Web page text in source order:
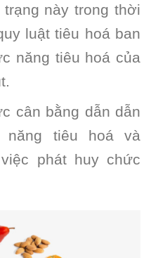
này trong thời
luật tiêu hoá ban
năng tiêu hoá của
cân bằng dẫn dẫn
tiêu hoá và
phát huy chức